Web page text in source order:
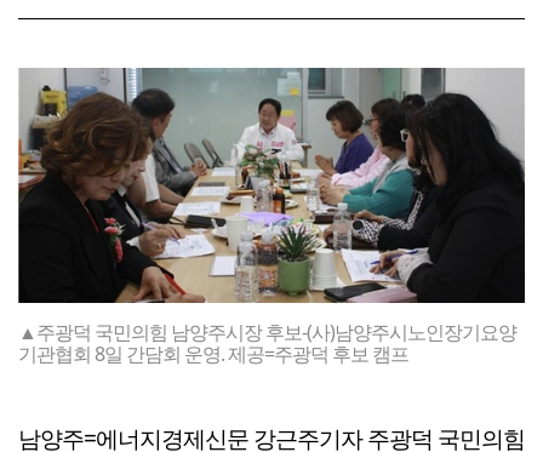
▲주광덕 국민의힘 남양주시장 후보-(사)남양주시노인장기요양
기관협회 8일 간담회 운영. 제공=주광덕 후보 캠프
남양주=에너지경제신문 강근주기자 주광덕 국민의힘